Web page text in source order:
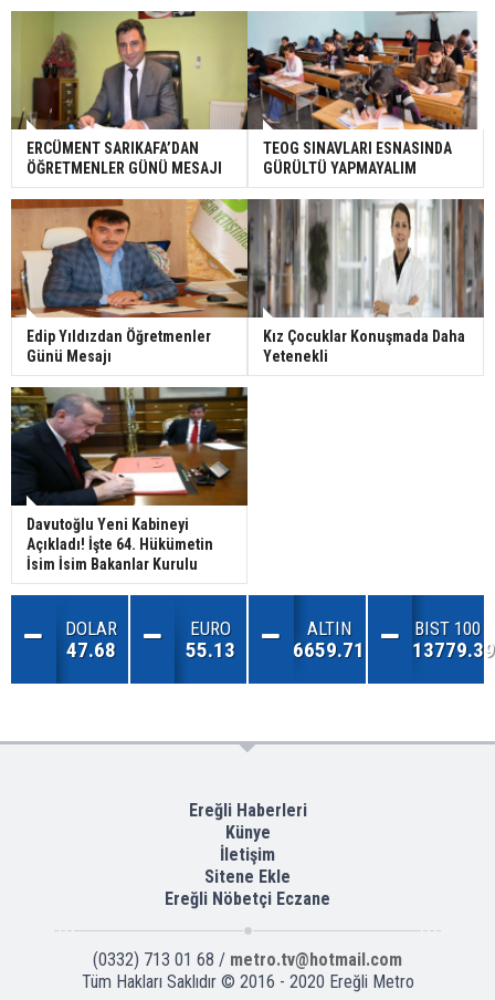
ERCÜMENT SARIKAFA’DAN
ÖĞRETMENLER GÜNÜ MESAJI
TEOG SINAVLARI ESNASINDA
GÜRÜLTÜ YAPMAYALIM
Edip Yıldızdan Öğretmenler
Günü Mesajı
Kız Çocuklar Konuşmada Daha
Yetenekli
Davutoğlu Yeni Kabineyi
Açıkladı! İşte 64. Hükümetin
İsim İsim Bakanlar Kurulu
DOLAR
47.68
EURO
55.13
ALTIN
6659.71
BIST 100
13779.39
Ereğli Haberleri
Künye
İletişim
Sitene Ekle
Ereğli Nöbetçi Eczane
(0332) 713 01 68 / metro.tv@hotmail.com
Tüm Hakları Saklıdır © 2016 - 2020 Ereğli Metro